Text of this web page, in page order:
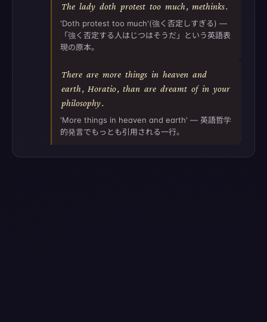
The lady doth protest too much, methinks.
'Doth protest too much'(強く否定しすぎる) —
「強く否定する人はじつはそうだ」という英語表
現の原本。
There are more things in heaven and
earth, Horatio, than are dreamt of in your
philosophy.
'More things in heaven and earth' — 英語哲学
的発言でもっとも引用される一行。